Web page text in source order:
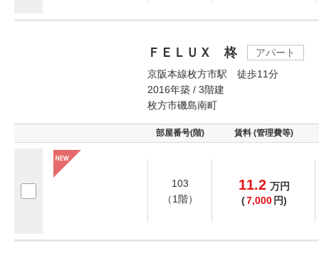
ＦＥＬＵＸ 柊
アパート
京阪本線枚方市駅 徒歩11分
2016年築 / 3階建
枚方市磯島南町
部屋番号(階) 賃料 (管理費等)
103
（1階）
11.2 万円
(7,000 円)